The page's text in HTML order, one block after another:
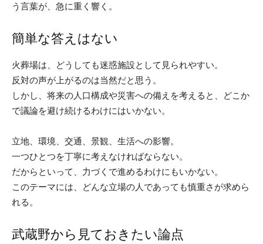
う言葉が、急に重く響く。
簡単な答えはない
火葬場は、どうしても迷惑施設として見られやすい。
反対の声が上がるのは当然だと思う。
しかし、将来の人口構成や災害への備えを考えると、どこか
で議論を避け続けるわけにはいかない。
立地、環境、交通、景観、生活への影響。
一つひとつを丁寧に考えなければならない。
だからといって、力づくで進めるわけにもいかない。
このテーマには、どんな立場の人であっても慎重さが求めら
れる。
武蔵野から見ておきたい論点